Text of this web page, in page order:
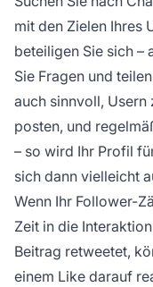
mit den Zielen Ihres
beteiligen Sie sich –
Sie Fragen und
auch sinnvoll, Usern
posten, und
– so wird Ihr Profil
sich dann vielleicht
Wenn Ihr Follower-
Zeit in die
Beitrag retweetet,
einem Like darauf